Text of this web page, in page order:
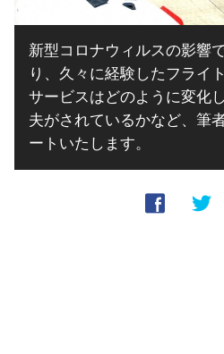
新型コロナウィルスの影響
り、久々に経験したフライ
サービスはどのように変化
夫がされているかなど、筆
ートいたします。